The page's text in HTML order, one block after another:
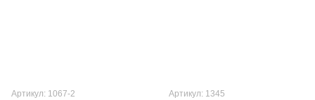
Артикул: 1067-2 Артикул: 1345